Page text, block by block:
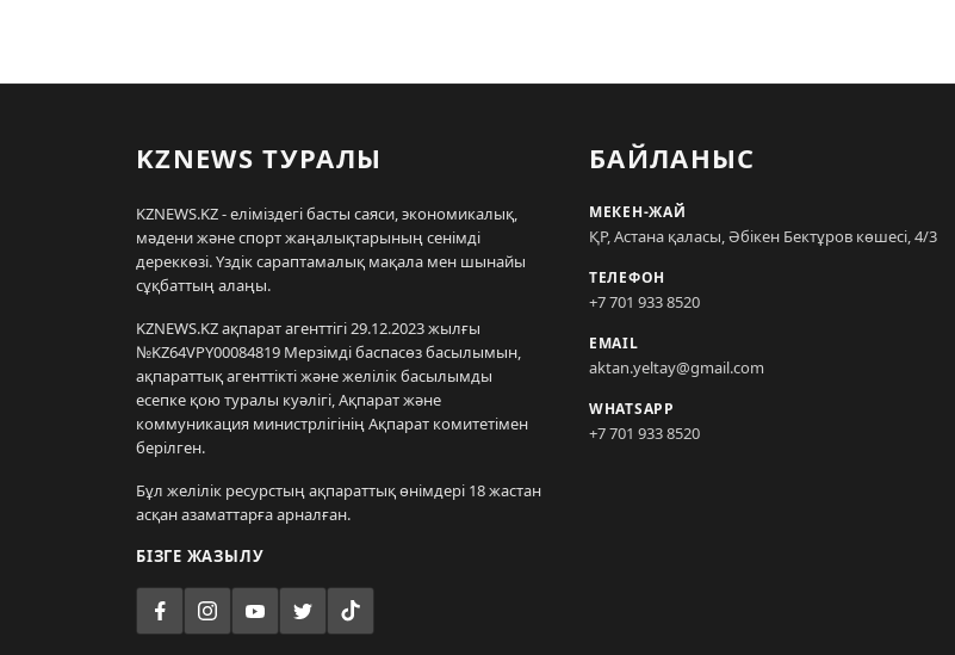
KZNEWS ТУРАЛЫ
KZNEWS.KZ - еліміздегі басты саяси, экономикалық,
мәдени және спорт жаңалықтарының сенімді
дереккөзі. Үздік сараптамалық мақала мен шынайы
сұқбаттың алаңы.
KZNEWS.KZ ақпарат агенттігі 29.12.2023 жылғы
№KZ64VPY00084819 Мерзімді баспасөз басылымын,
ақпараттық агенттікті және желілік басылымды
есепке қою туралы куәлігі, Ақпарат және
коммуникация министрлігінің Ақпарат комитетімен
берілген.
Бұл желілік ресурстың ақпараттық өнімдері 18 жастан
асқан азаматтарға арналған.
БІЗГЕ ЖАЗЫЛУ
БАЙЛАНЫС
МЕКЕН-ЖАЙ
ҚР, Астана қаласы, Әбікен Бектұров көшесі, 4/3
ТЕЛЕФОН
+7 701 933 8520
EMAIL
aktan.yeltay@gmail.com
WHATSAPP
+7 701 933 8520